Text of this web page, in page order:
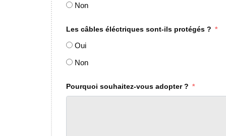
Non
Les câbles éléctriques sont-ils protégés ?
Oui
Non
Pourquoi souhaitez-vous adopter ?